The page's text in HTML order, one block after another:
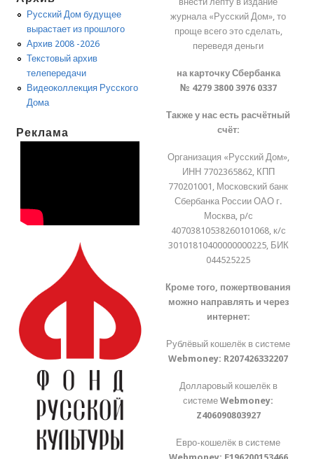
Русский Дом будущее
вырастает из прошлого
Архив 2008 -2026
Текстовый архив
телепередачи
Видеоколлекция Русского
Дома
Реклама
журнала «Русский Дом», то
проще всего это сделать,
переведя деньги
на карточку Сбербанка
№ 4279 3800 3976 0337
Также у нас есть расчётный
счёт:
Организация «Русский Дом»,
ИНН 7702365862, КПП
770201001, Московский банк
Сбербанка России ОАО г.
Москва, р/с
40703810538260101068, к/с
30101810400000000225, БИК
044525225
Кроме того, пожертвования
можно направлять и через
интернет:
Рублёвый кошелёк в системе
Webmoney: R207426332207
Долларовый кошелёк в
системеWebmoney:
Z406090803927
Евро-кошелёк в системе